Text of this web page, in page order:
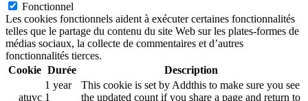
Fonctionnel
Les cookies fonctionnels aident à exécuter certaines fonctionnalités
telles que le partage du contenu du site Web sur les plates-formes de
médias sociaux, la collecte de commentaires et d’autres
fonctionnalités tierces.
Cookie Durée Description
__atuvc
1 year
1
This cookie is set by Addthis to make sure you see
the updated count if you share a page and return to